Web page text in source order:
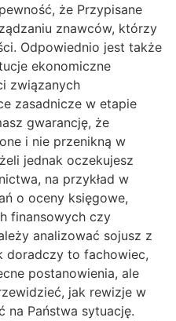
że Przypisane
znawców, którzy
Odpowiednio jest także
ekonomiczne
związanych
zasadnicze w etapie
gwarancję, że
i nie przenikną w
jednak oczekujesz
na przykład w
o oceny księgowe,
finansowych czy
analizować sojusz z
doradczy to fachowiec,
postanowienia, ale
jak rewizje w
na Państwa sytuację.